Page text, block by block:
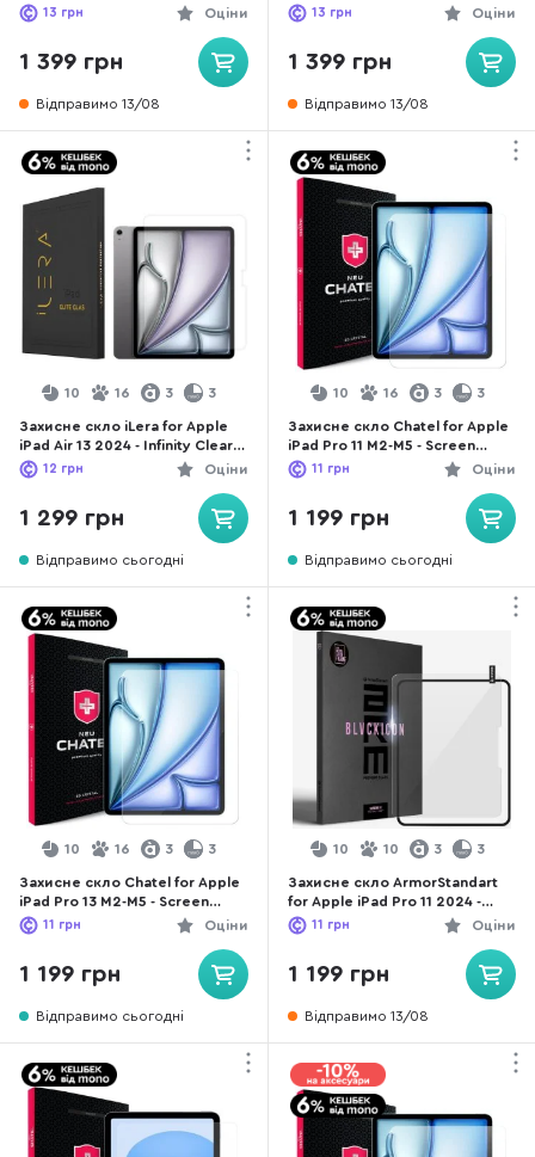
2022/2021/2020 - Supreme
Black Icon (ARM78109)
Оціни
13 грн
1 399 грн
Відправимо 13/08
Supreme Black Icon
(ARM78430)
Оціни
13 грн
1 399 грн
Відправимо 13/08
10 16 3 3
Захисне скло iLera for Apple
iPad Air 13 2024 - Infinity Clear
Glass (ILIPG07)
Оціни
12 грн
1 299 грн
Відправимо сьогодні
10 16 3 3
Захисне скло Chatel for Apple
iPad Pro 11 M2-M5 - Screen
Protective HD Glass 0.26mm
(NEU-10.9.P11.2024)
Оціни
11 грн
1 199 грн
Відправимо сьогодні
10 16 3 3
Захисне скло Chatel for Apple
iPad Pro 13 M2-M5 - Screen
Protective HD Glass 0.26mm
(NEU-10.9.P13.2024)
Оціни
11 грн
1 199 грн
Відправимо сьогодні
10 10 3 3
Захисне скло ArmorStandart
for Apple iPad Pro 11 2024 -
Supreme Black Icon (ARM78106)
Оціни
11 грн
1 199 грн
Відправимо 13/08